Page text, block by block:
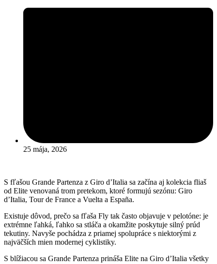
25 mája, 2026
S fľašou Grande Partenza z Giro d’Italia sa začína aj kolekcia fliaš
od Elite venovaná trom pretekom, ktoré formujú sezónu: Giro
d’Italia, Tour de France a Vuelta a España.
Existuje dôvod, prečo sa fľaša Fly tak často objavuje v pelotóne: je
extrémne ľahká, ľahko sa stláča a okamžite poskytuje silný prúd
tekutiny. Navyše pochádza z priamej spolupráce s niektorými z
najväčších mien modernej cyklistiky.
S blížiacou sa Grande Partenza prináša Elite na Giro d’Italia všetky